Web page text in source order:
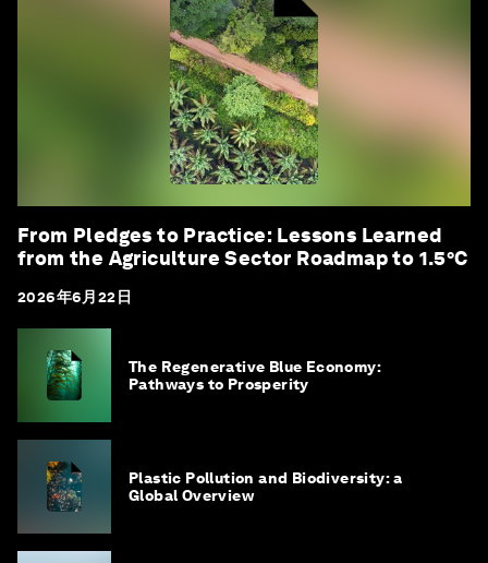
From Pledges to Practice: Lessons Learned
from the Agriculture Sector Roadmap to 1.5°C
2026年6月22日
The Regenerative Blue Economy:
Pathways to Prosperity
Plastic Pollution and Biodiversity: a
Global Overview